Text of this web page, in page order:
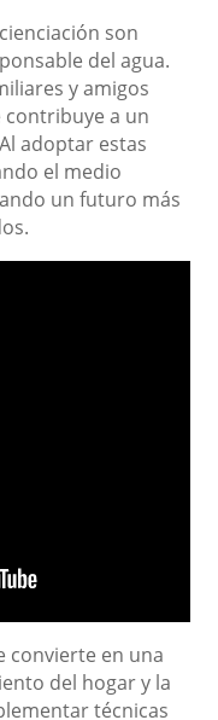
son
del agua.
y amigos
a un
adoptar estas
el medio
un futuro más
convierte en una
del hogar y la
técnicas